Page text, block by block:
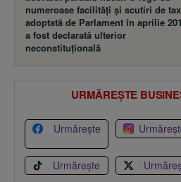
numeroase facilităţi şi scutiri de
adoptată de Parlament în aprilie
a fost declarată ulterior
neconstituţională
URMĂREȘTE
Urmărește
Urmărește